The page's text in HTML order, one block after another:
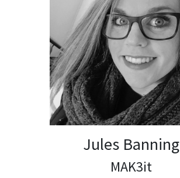
Jules Banning
MAK3it